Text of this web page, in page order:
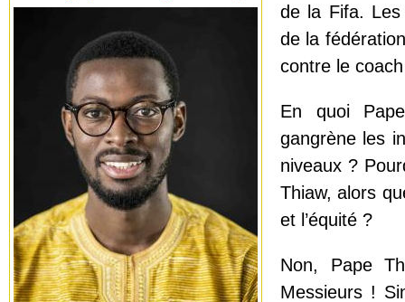
de la Fifa.
de la
contre le
En quoi
gangrène les
niveaux ?
Thiaw, alors
et l’équité ?
Non, Pape
Messieurs !